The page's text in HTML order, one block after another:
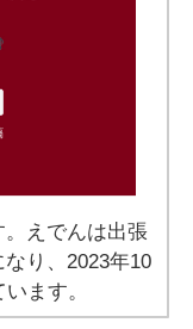
えでんは出張
り、2023年10
ます。